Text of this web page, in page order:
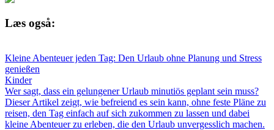
Læs også:
Kleine Abenteuer jeden Tag: Den Urlaub ohne Planung und Stress
genießen
Kinder
Wer sagt, dass ein gelungener Urlaub minutiös geplant sein muss?
Dieser Artikel zeigt, wie befreiend es sein kann, ohne feste Pläne zu
reisen, den Tag einfach auf sich zukommen zu lassen und dabei
kleine Abenteuer zu erleben, die den Urlaub unvergesslich machen.